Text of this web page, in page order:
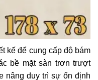
kế để cung cấp độ bám
bề mặt sàn trơn trượt
nâng duy trì sự ổn định